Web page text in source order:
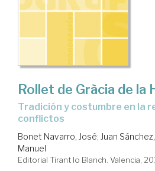
Rollet de Gràcia de la
tradición y costumbre en la resolución de
conflictos
Bonet Navarro, José; Juan
Manuel
Editorial Tirant lo Blanch. Valencia,